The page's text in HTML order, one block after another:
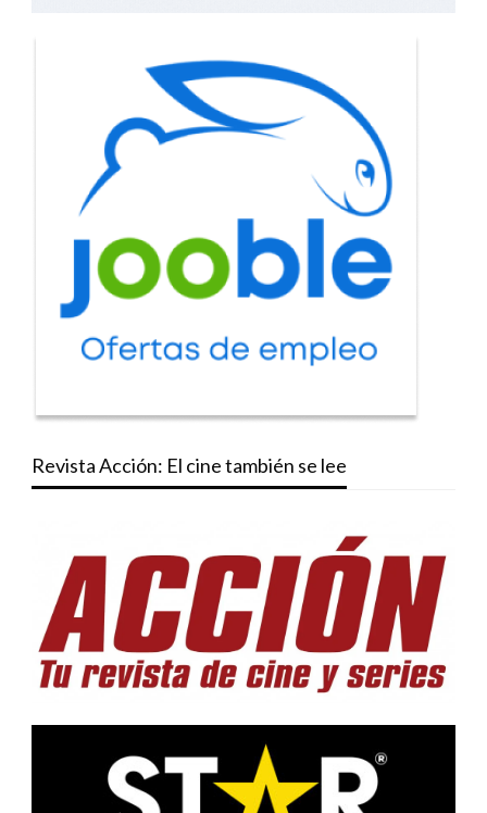
Revista Acción: El cine también se lee